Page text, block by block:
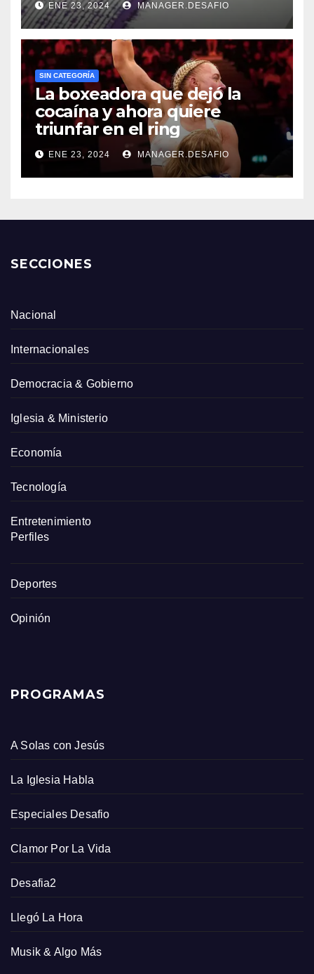
ENE 23, 2024 MANAGER.DESAFIO
SIN CATEGORÍA
La boxeadora que dejó la
cocaína y ahora quiere
triunfar en el ring​
ENE 23, 2024 MANAGER.DESAFIO
SECCIONES
Nacional
Internacionales
Democracia & Gobierno
Iglesia & Ministerio
Economía
Tecnología
Entretenimiento
Perfiles
Deportes
Opinión
PROGRAMAS
A Solas con Jesús
La Iglesia Habla
Especiales Desafio
Clamor Por La Vida
Desafia2
Llegó La Hora
Musik & Algo Más